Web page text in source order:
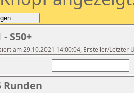
S50+
am 29.10.2021 14:00:04, Ersteller/Letzter
Runden